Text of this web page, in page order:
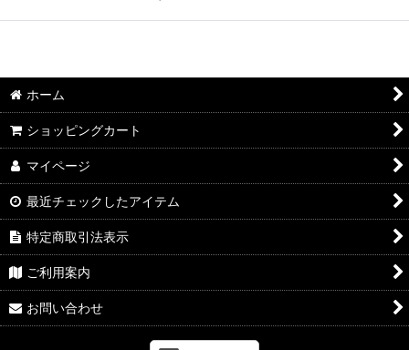
ホーム
ショッピングカート
マイページ
最近チェックしたアイテム
特定商取引法表示
ご利用案内
お問い合わせ